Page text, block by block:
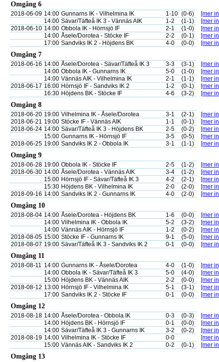
Omgång 6
2018-06-09 14:00 Gunnarns IK - Vilhelmina IK 1-10 (0-6)
[mer
14:00 Sävar/Täfteå IK 3 - Vännäs AIK 1-2 (1-1)
[mer
2018-06-10 14:00 Obbola IK - Hörnsjö IF 2-1 (1-0)
[mer
14:00 Åsele/Dorotea - Stöcke IF 2-2 (0-1)
[mer
17:00 Sandviks IK 2 - Höjdens BK 4-0 (0-0) [mer
Omgång 7
2018-06-16 14:00 Åsele/Dorotea - Sävar/Täfteå IK 3 3-3 (3-1)
[mer
14:00 Obbola IK - Gunnarns IK 5-0 (1-0)
[mer
14:00 Vännäs AIK - Vilhelmina IK 2-1 (1-1)
[mer
2018-06-17 16:00 Hörnsjö IF - Sandviks IK 2 1-2 (0-1)
[mer
16:30 Höjdens BK - Stöcke IF 4-6 (3-2) [mer
Omgång 8
2018-06-20 19:00 Vilhelmina IK - Åsele/Dorotea 3-1 (2-1)
[mer
2018-06-21 19:00 Stöcke IF - Vännäs AIK 1-1 (0-1)
[mer
2018-06-24 14:00 Sävar/Täfteå IK 3 - Höjdens BK 2-5 (0-2)
[mer
15:00 Gunnarns IK - Hörnsjö IF 3-5 (0-5)
[mer
2018-06-25 19:00 Sandviks IK 2 - Obbola IK 3-1 (1-1) [mer
Omgång 9
2018-06-28 19:00 Obbola IK - Stöcke IF 2-5 (1-2)
[mer
2018-06-30 14:00 Åsele/Dorotea - Vännäs AIK 3-4 (1-2)
[mer
15:00 Hörnsjö IF - Sävar/Täfteå IK 3 4-2 (2-1)
[mer
15:30 Höjdens BK - Vilhelmina IK 2-0 (2-0)
[mer
2018-09-16 14:00 Sandviks IK 2 - Gunnarns IK 4-0 (2-0) [mer
Omgång 10
2018-08-04 14:00 Åsele/Dorotea - Höjdens BK 1-6 (0-0)
[mer
14:00 Vilhelmina IK - Obbola IK 5-2 (3-2)
[mer
14:00 Vännäs AIK - Hörnsjö IF 1-2 (0-2)
[mer
2018-08-05 15:00 Stöcke IF - Gunnarns IK 9-1 (5-0)
[mer
2018-08-07 19:00 Sävar/Täfteå IK 3 - Sandviks IK 2 0-1 (0-0) [mer
Omgång 11
2018-08-11 14:00 Gunnarns IK - Åsele/Dorotea 4-0 (1-0)
[mer
14:00 Obbola IK - Sävar/Täfteå IK 3 5-0 (4-0)
[mer
15:00 Höjdens BK - Vännäs AIK 2-2 (0-0)
[mer
2018-08-12 13:00 Hörnsjö IF - Vilhelmina IK 5-1 (3-1)
[mer
17:00 Sandviks IK 2 - Stöcke IF 0-1 (0-0) [mer
Omgång 12
2018-08-18 14:00 Åsele/Dorotea - Obbola IK 0-3 (0-3)
[mer
14:00 Höjdens BK - Hörnsjö IF 0-1 (0-0)
[mer
14:00 Sävar/Täfteå IK 3 - Gunnarns IK 3-2 (0-2)
[mer
2018-08-19 14:00 Vilhelmina IK - Stöcke IF 0-0
[mer
15:00 Vännäs AIK - Sandviks IK 2 0-2 (0-1) [mer
Omgång 13